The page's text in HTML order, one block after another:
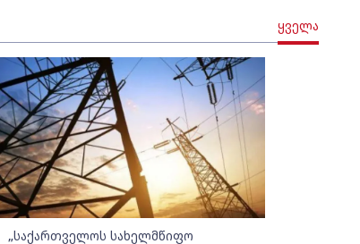
ყველა
„საქართველოს სახელმწიფო